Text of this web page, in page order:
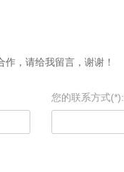
，请给我留言，谢谢！
您的联系方式(*):